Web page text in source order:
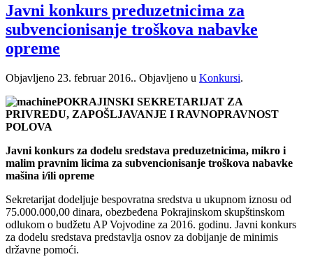
Javni konkurs preduzetnicima za
subvencionisanje troškova nabavke
opreme
Objavljeno 23. februar 2016.. Objavljeno u Konkursi.
POKRAJINSKI SEKRETARIJAT ZA
PRIVREDU, ZAPOŠLJAVANJE I RAVNOPRAVNOST
POLOVA
Javni konkurs za dodelu sredstava preduzetnicima, mikro i
malim pravnim licima za subvencionisanje troškova nabavke
mašina i/ili opreme
Sekretarijat dodeljuje bespovratna sredstva u ukupnom iznosu od
75.000.000,00 dinara, obezbeđena Pokrajinskom skupštinskom
odlukom o budžetu AP Vojvodine za 2016. godinu. Javni konkurs
za dodelu sredstava predstavlja osnov za dobijanje de minimis
državne pomoći.